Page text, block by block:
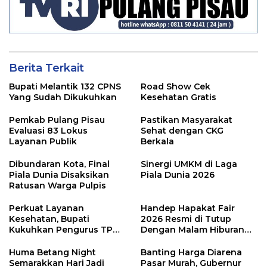
Berita Terkait
Bupati Melantik 132 CPNS
Yang Sudah Dikukuhkan
Road Show Cek
Kesehatan Gratis
Pemkab Pulang Pisau
Evaluasi 83 Lokus
Layanan Publik
Pastikan Masyarakat
Sehat dengan CKG
Berkala
Dibundaran Kota, Final
Piala Dunia Disaksikan
Ratusan Warga Pulpis
Sinergi UMKM di Laga
Piala Dunia 2026
Perkuat Layanan
Kesehatan, Bupati
Kukuhkan Pengurus TP
Handep Hapakat Fair
2026 Resmi di Tutup
Dengan Malam Hiburan
Huma Betang Night
Semarakkan Hari Jadi
Banting Harga Diarena
Pasar Murah, Gubernur